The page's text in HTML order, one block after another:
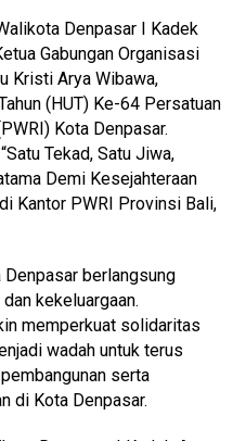
Denpasar I Kadek
Gabungan Organisasi
Kristi Arya Wibawa,
(HUT) Ke-64 Persatuan
Kota Denpasar.
Tekad, Satu Jiwa,
Demi Kesejahteraan
Kantor PWRI Provinsi Bali,
Denpasar berlangsung
kekeluargaan.
memperkuat solidaritas
wadah untuk terus
serta
di Kota Denpasar.